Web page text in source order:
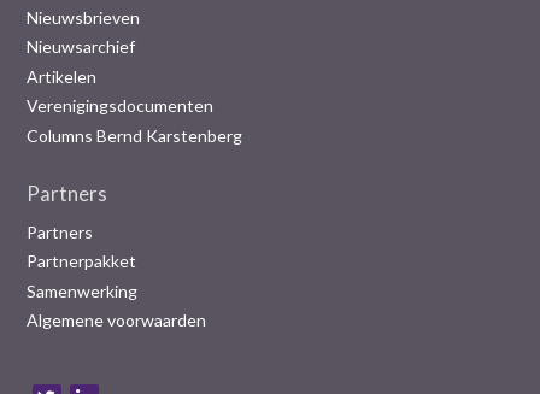
Nieuwsbrieven
Nieuwsarchief
Artikelen
Verenigingsdocumenten
Columns Bernd Karstenberg
Partners
Partners
Partnerpakket
Samenwerking
Algemene voorwaarden